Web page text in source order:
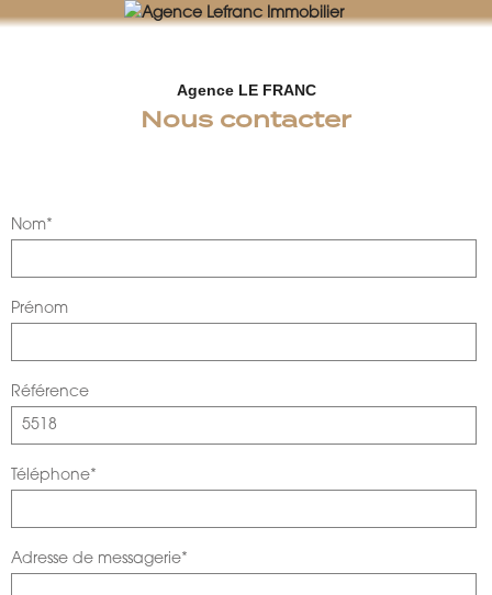
AGENCE LEFRANC IMMOBILIER
Agence LE FRANC
Nous contacter
Nom*
Prénom
Référence
Téléphone*
Adresse de messagerie*